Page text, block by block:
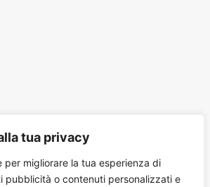
tua privacy
per migliorare la tua esperienza di
pubblicità o contenuti personalizzati e